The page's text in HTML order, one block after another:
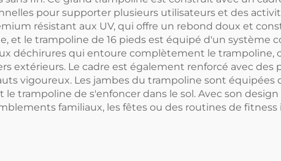
pour supporter plusieurs utilisateurs et des
résistant aux UV, qui offre un rebond doux et
et le trampoline de 16 pieds est équipé d'un système
déchirures qui entoure complètement le trampoline,
extérieurs. Le cadre est également renforcé avec
vigoureux. Les jambes du trampoline sont équipées
trampoline de s'enfoncer dans le sol. Avec son
familiaux, les fêtes ou des routines de